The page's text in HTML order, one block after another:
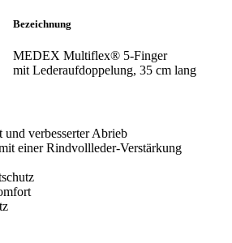
Bezeichnung
MEDEX Multiflex® 5-Finger
mit Lederaufdoppelung, 35 cm lang
verbesserter Abrieb
einer Rindvollleder-Verstärkung